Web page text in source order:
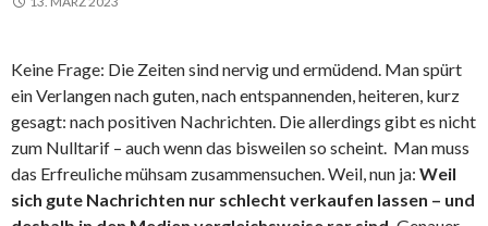
Keine Frage: Die Zeiten sind nervig und ermüdend. Man spürt
ein Verlangen nach guten, nach entspannenden, heiteren, kurz
gesagt: nach positiven Nachrichten. Die allerdings gibt es nicht
zum Nulltarif – auch wenn das bisweilen so scheint. Man muss
das Erfreuliche mühsam zusammensuchen. Weil, nun ja: Weil
sich gute Nachrichten nur schlecht verkaufen lassen – und